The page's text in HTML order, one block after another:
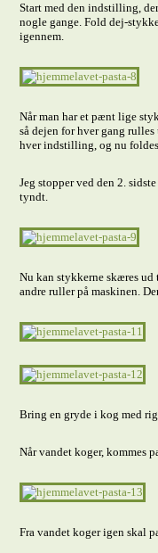
Start med den indstilling,
nogle gange. Fold dej-
igennem.
Når man har et pænt lige
så dejen for hver gang
hver indstilling, og nu
Jeg stopper ved den 2.
tyndt.
Nu kan stykkerne skæres ud
andre ruller på maskinen.
Bring en gryde i kog med
Når vandet koger, kommes
Fra vandet koger igen skal